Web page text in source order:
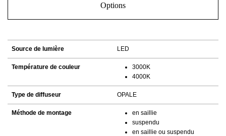
Options
Source de lumière LED
Température de couleur
3000K
4000K
Type de diffuseur OPALE
Méthode de montage
en saillie
suspendu
en saillie ou suspendu